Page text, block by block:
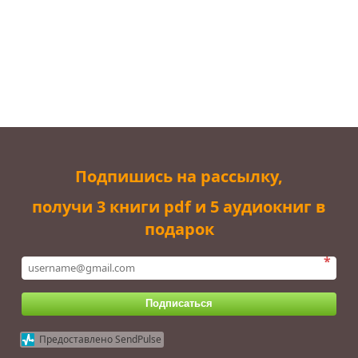
Подпишись на рассылку,
получи 3 книги pdf и 5 аудиокниг в
подарок
*
Подписаться
Предоставлено SendPulse